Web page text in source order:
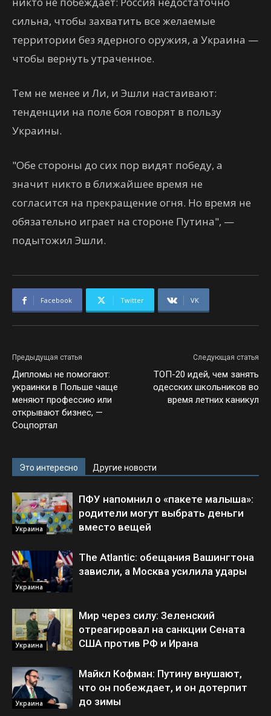
сильна, чтобы захватить все желаемые
территории без ядерного оружия, а Украина —
чтобы вернуть утраченное.
Тем не менее и Ли, и Эшли настаивают:
тенденции на поле боя говорят в пользу
Украины.
"Обе стороны до сих пор видят победу, а
значит никто в ближайшее время не
согласится на прекращение огня. Но время не
обязательно играет на стороне Путина", —
подытожил Эшли.
Facebook Twitter VK
Предыдущая статья
Дипломы не помогают:
украинки в Польше чаще
меняют профессию или
открывают бизнес, —
Соцпортал
Следующая статья
ТОП-20 идей, чем занять
одесских школьников во
время летних каникул
Это интересно Другие новости
Украина
ПФУ напомнил о «пакете малыша»:
родители могут выбрать деньги
вместо вещей
Украина
The Atlantic: обещания Вашингтона
зависли, а Москва усилила удары
Украина
Мир через силу: Зеленский
отреагировал на санкции Сената
США против РФ и Ирана
Украина
Майкл Кофман: Путину внушают,
что он побеждает, и он дотерпит
до зимы